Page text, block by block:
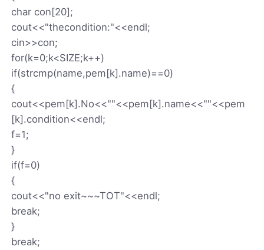
char con[20];
cout<<"thecondition:"<<endl;
cin>>con;
for(k=0;k<SIZE;k++)
if(strcmp(name,pem[k].name)==0)
{
cout<<pem[k].No<<""<<pem[k].name<<""<<pem
[k].condition<<endl;
f=1;
}
if(f=0)
{
cout<<"no exit~~~TOT"<<endl;
break;
}
break;